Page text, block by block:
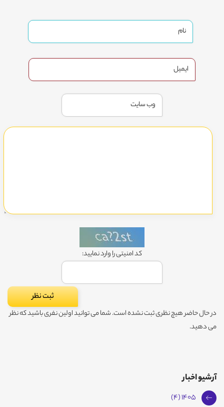
کد امنیتی را وارد نمایید:
در حال حاضر هیچ نظری ثبت نشده است. شما می توانید اولین نفری باشید که نظر
می دهید.
آرشیو اخبار
1405 (4)